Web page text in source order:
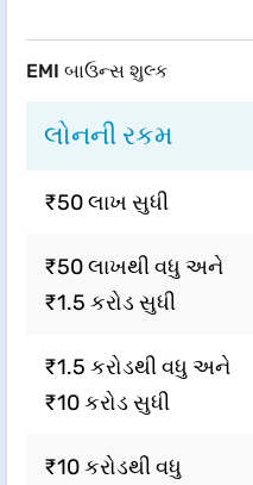
EMI બાઉન્સ શુલ્ક
લોનની રકમ
₹50 લાખ સુધી
₹50 લાખથી વધુ અને
₹1.5 કરોડ સુધી
₹1.5 કરોડથી વધુ અને
₹10 કરોડ સુધી
₹10 કરોડથી વધુ